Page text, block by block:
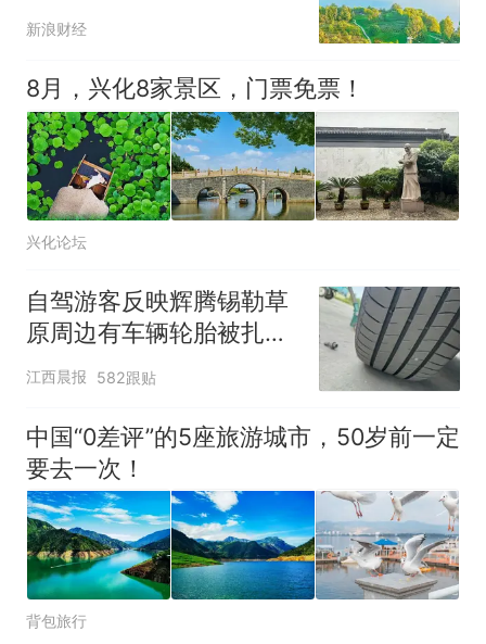
眠、深度游
新浪财经
8月，兴化8家景区，门票免票！
兴化论坛
自驾游客反映辉腾锡勒草
原周边有车辆轮胎被扎，
修理店铺换胎价格高达千
元，官方发布情况通报
江西晨报 582跟贴
中国“0差评”的5座旅游城市，50岁前一定
要去一次！
背包旅行